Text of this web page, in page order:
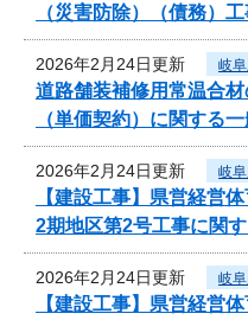
（災害防除）（債務）
2026年2月24日更新 岐
道路舗装補修用常温合
（単価契約）に関する
2026年2月24日更新 岐
【建設工事】県営経営
2期地区第2号工事に関
2026年2月24日更新 岐
【建設工事】県営経営